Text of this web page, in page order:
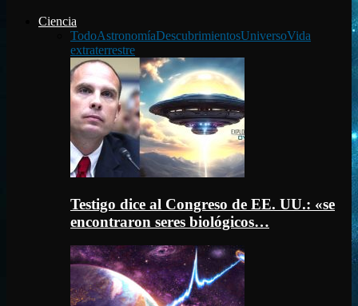
Ciencia
TodoAstronomíaDescubrimientosUniversoVida
extraterrestre
Testigo dice al Congreso de EE. UU.: «se
encontraron seres biológicos…